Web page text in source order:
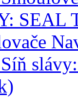
SEAL